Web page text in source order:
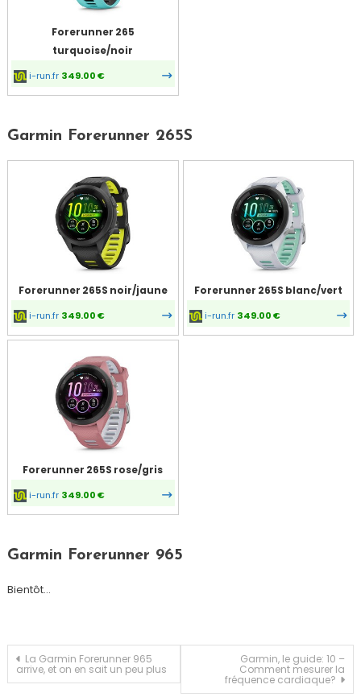
Forerunner 265
turquoise/noir
i-run.fr 349.00 €
Garmin Forerunner 265S
Forerunner 265S noir/jaune
i-run.fr 349.00 €
Forerunner 265S blanc/vert
i-run.fr 349.00 €
Forerunner 265S rose/gris
i-run.fr 349.00 €
Garmin Forerunner 965
Bientôt…
Navigation
La Garmin Forerunner 965
arrive, et on en sait un peu plus
Garmin, le guide: 10 –
Comment mesurer la
fréquence cardiaque?